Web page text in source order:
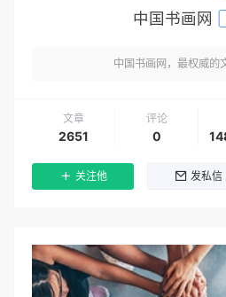
中国书画网
中国书画网，最权威的
文章
2651
评论
0
关注他 发私信